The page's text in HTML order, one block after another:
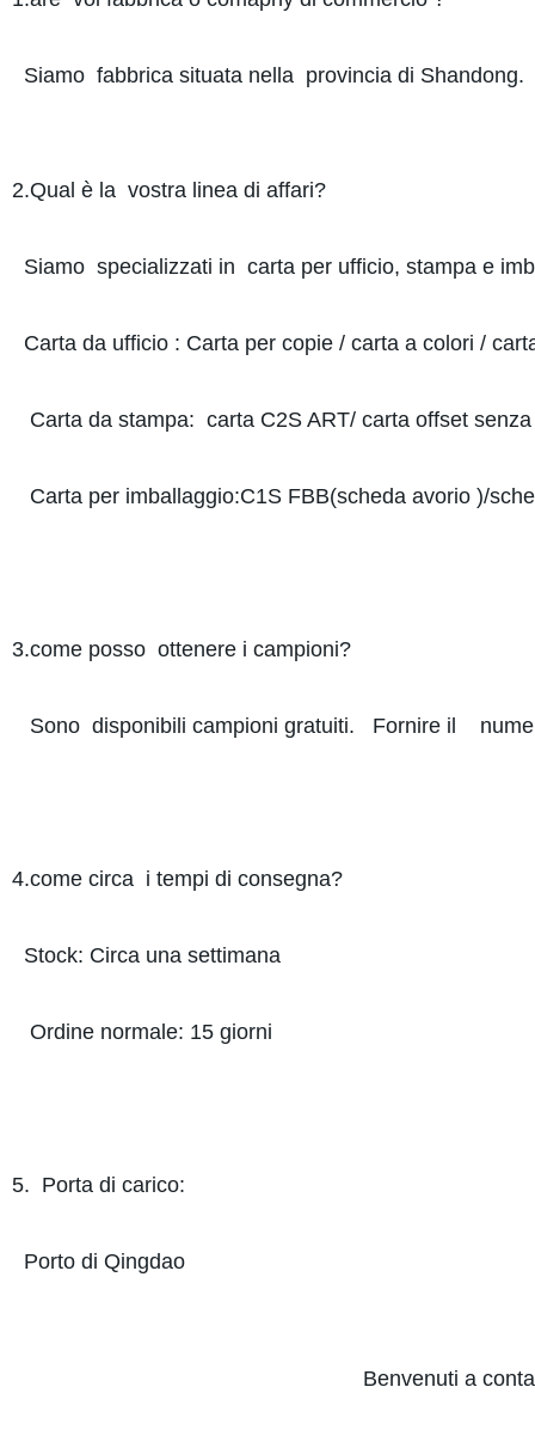
Siamo fabbrica situata nella provincia di Shandong.
2.Qual è la vostra linea di affari?
Siamo specializzati in carta per ufficio, stampa e
Carta da ufficio : Carta per copie / carta a colori /
Carta da stampa: carta C2S ART/ carta offset
Carta per imballaggio:C1S FBB(scheda avorio )/
3.come posso ottenere i campioni?
Sono disponibili campioni gratuiti. Fornire il
4.come circa i tempi di consegna?
Stock: Circa una settimana
Ordine normale: 15 giorni
5. Porta di carico:
Porto di Qingdao
Benvenuti a